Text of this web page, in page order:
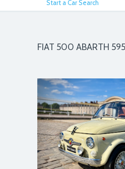
Start a Car Search
FIAT 500 ABARTH 595